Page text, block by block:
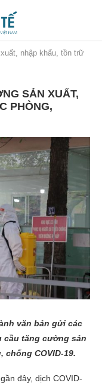
nhập khẩu, tồn trữ
SẢN XUẤT,
PHÒNG,
văn bản gửi các
cầu tăng cường sản
COVID-19.
đây, dịch COVID-